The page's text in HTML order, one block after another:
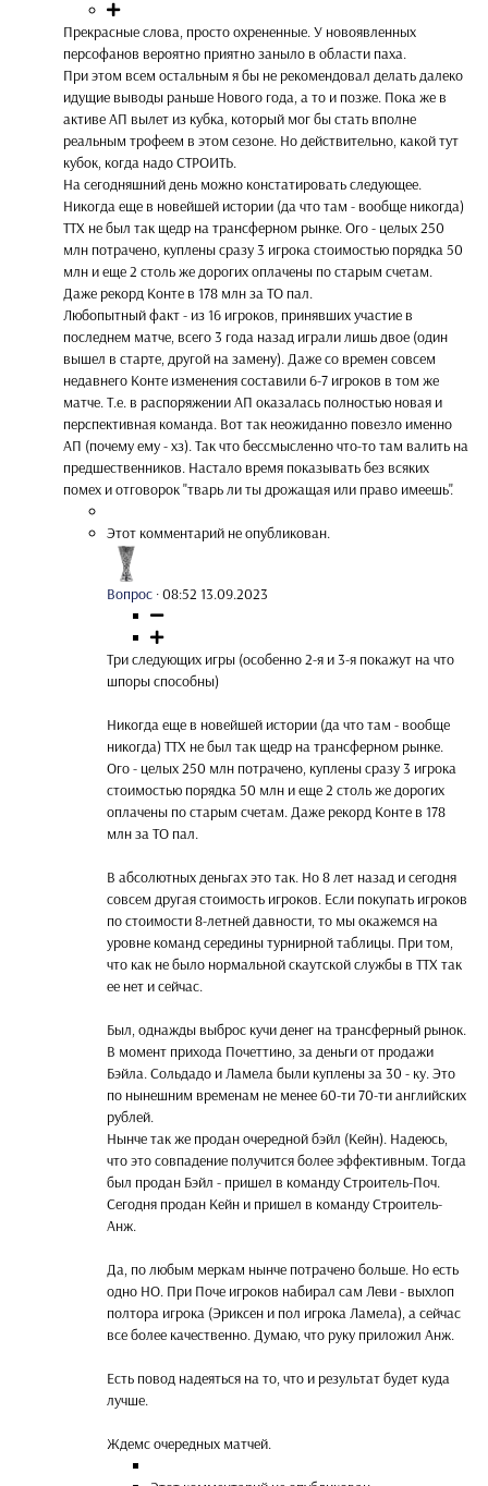
Прекрасные слова, просто охрененные. У новоявленных
персофанов вероятно приятно заныло в области паха.
При этом всем остальным я бы не рекомендовал делать далеко
идущие выводы раньше Нового года, а то и позже. Пока же в
активе АП вылет из кубка, который мог бы стать вполне
реальным трофеем в этом сезоне. Но действительно, какой тут
кубок, когда надо СТРОИТЬ.
На сегодняшний день можно констатировать следующее.
Никогда еще в новейшей истории (да что там - вообще никогда)
ТТХ не был так щедр на трансферном рынке. Ого - целых 250
млн потрачено, куплены сразу 3 игрока стоимостью порядка 50
млн и еще 2 столь же дорогих оплачены по старым счетам.
Даже рекорд Конте в 178 млн за ТО пал.
Любопытный факт - из 16 игроков, принявших участие в
последнем матче, всего 3 года назад играли лишь двое (один
вышел в старте, другой на замену). Даже со времен совсем
недавнего Конте изменения составили 6-7 игроков в том же
матче. Т.е. в распоряжении АП оказалась полностью новая и
перспективная команда. Вот так неожиданно повезло именно
АП (почему ему - хз). Так что бессмысленно что-то там валить на
предшественников. Настало время показывать без всяких
помех и отговорок "тварь ли ты дрожащая или право имеешь".
Этот комментарий не опубликован.
Вопрос ·08:52 13.09.2023
Три следующих игры (особенно 2-я и 3-я покажут на что
шпоры способны)
Никогда еще в новейшей истории (да что там - вообще
никогда) ТТХ не был так щедр на трансферном рынке.
Ого - целых 250 млн потрачено, куплены сразу 3 игрока
стоимостью порядка 50 млн и еще 2 столь же дорогих
оплачены по старым счетам. Даже рекорд Конте в 178
млн за ТО пал.
В абсолютных деньгах это так. Но 8 лет назад и сегодня
совсем другая стоимость игроков. Если покупать игроков
по стоимости 8-летней давности, то мы окажемся на
уровне команд середины турнирной таблицы. При том,
что как не было нормальной скаутской службы в ТТХ так
ее нет и сейчас.
Был, однажды выброс кучи денег на трансферный рынок.
В момент прихода Почеттино, за деньги от продажи
Бэйла. Сольдадо и Ламела были куплены за 30 - ку. Это
по нынешним временам не менее 60-ти 70-ти английских
рублей.
Нынче так же продан очередной бэйл (Кейн). Надеюсь,
что это совпадение получится более эффективным. Тогда
был продан Бэйл - пришел в команду Строитель-Поч.
Сегодня продан Кейн и пришел в команду Строитель-
Анж.
Да, по любым меркам нынче потрачено больше. Но есть
одно НО. При Поче игроков набирал сам Леви - выхлоп
полтора игрока (Эриксен и пол игрока Ламела), а сейчас
все более качественно. Думаю, что руку приложил Анж.
Есть повод надеяться на то, что и результат будет куда
лучше.
Ждемс очередных матчей.